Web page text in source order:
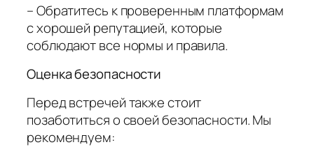
– Обратитесь к проверенным платформам
с хорошей репутацией, которые
соблюдают все нормы и правила.
Оценка безопасности
Перед встречей также стоит
позаботиться о своей безопасности. Мы
рекомендуем: